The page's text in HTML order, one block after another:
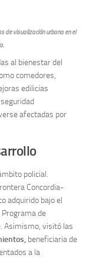
de visualización urbana en el
al bienestar del
comedores,
edilicias
afectadas por
policial.
Concordia-
adquirido bajo el
de
Asimismo, visitó las
beneficiaria de
a la